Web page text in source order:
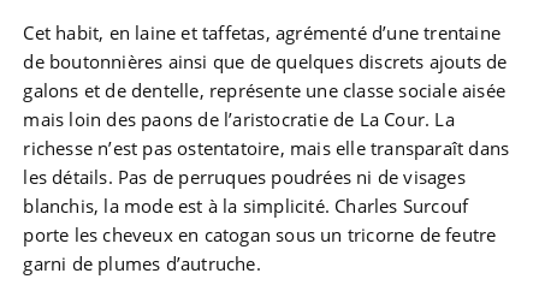
Cet habit, en laine et taffetas, agrémenté d’une trentaine
de boutonnières ainsi que de quelques discrets ajouts de
galons et de dentelle, représente une classe sociale aisée
mais loin des paons de l’aristocratie de La Cour. La
richesse n’est pas ostentatoire, mais elle transparaît dans
les détails. Pas de perruques poudrées ni de visages
blanchis, la mode est à la simplicité. Charles Surcouf
porte les cheveux en catogan sous un tricorne de feutre
garni de plumes d’autruche.